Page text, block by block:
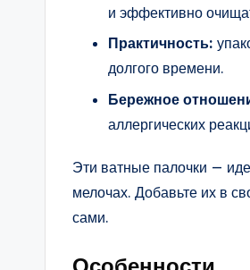
и эффективно
Практичность:
долгого времени.
Бережное
аллергических
Эти ватные палочки —
мелочах. Добавьте их в
сами.